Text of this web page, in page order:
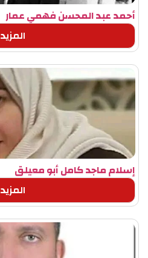
أحمد عبد المحسن فهمي عمار
المزيد
إسلام ماجد كامل أبو معيلق
المزيد